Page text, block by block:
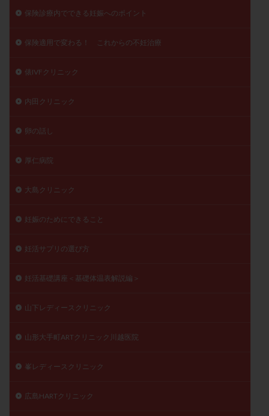
保険診療内でできる妊娠へのポイント
保険適用で変わる！ これからの不妊治療
俵IVFクリニック
内田クリニック
卵の話し
厚仁病院
大島クリニック
妊娠のためにできること
妊活サプリの選び方
妊活基礎講座＜基礎体温表解説編＞
山下レディースクリニック
山形大手町ARTクリニック川越医院
峯レディースクリニック
広島HARTクリニック